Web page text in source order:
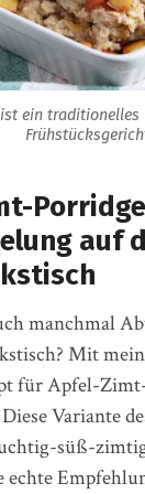
ein traditionelles
auf
manchmal
Mit
für Apfel-
Variante
süß-
echte